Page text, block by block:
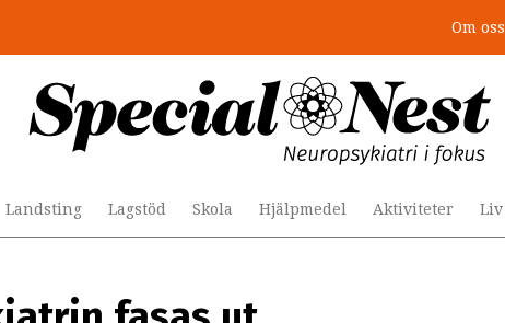
Om oss
Landsting Lagstöd Skola Hjälpmedel Aktiviteter Liv